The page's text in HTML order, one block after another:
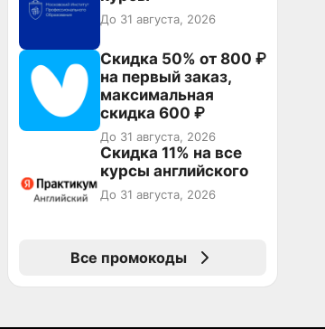
До 31 августа, 2026
Скидка 50% от 800 ₽
на первый заказ,
максимальная
скидка 600 ₽
До 31 августа, 2026
Скидка 11% на все
курсы английского
До 31 августа, 2026
Все промокоды